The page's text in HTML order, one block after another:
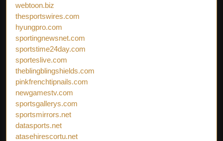
webtoon.biz
thesportswires.com
hyungpro.com
sportingnewsnet.com
sportstime24day.com
sporteslive.com
theblingblingshields.com
pinkfrenchtipnails.com
newgamestv.com
sportsgallerys.com
sportsmirrors.net
datasports.net
atasehirescortu.net